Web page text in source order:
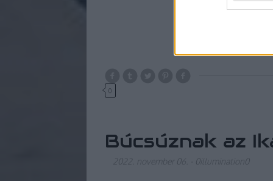
0
Búcsúznak az
2022. november 06. 0illumination0